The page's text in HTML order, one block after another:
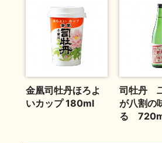
金凰司牡丹ほろよ
いカップ 180ml
司牡丹
が八割の
る